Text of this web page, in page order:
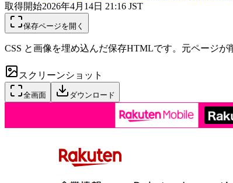
取得開始2026年4月14日 21:16 JST
保存ページを開く
CSS と画像を埋め込んだ保存HTMLです。元ページが
スクリーンショット
全画面 ダウンロード